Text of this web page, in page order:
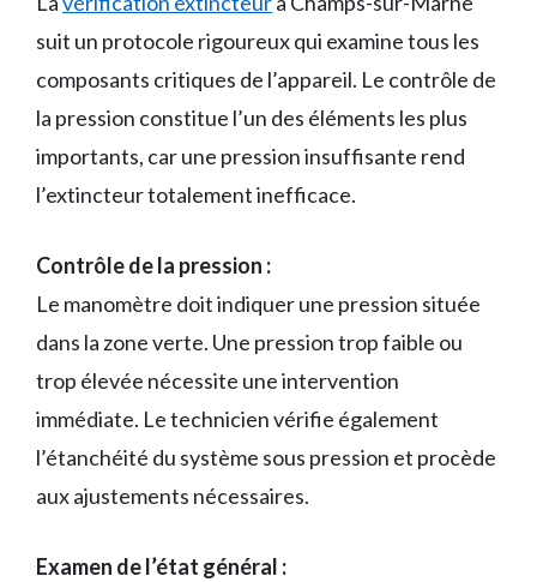
suit un protocole rigoureux qui examine tous les
composants critiques de l’appareil. Le contrôle de
la pression constitue l’un des éléments les plus
importants, car une pression insuffisante rend
l’extincteur totalement inefficace.
Contrôle de la pression :
Le manomètre doit indiquer une pression située
dans la zone verte. Une pression trop faible ou
trop élevée nécessite une intervention
immédiate. Le technicien vérifie également
l’étanchéité du système sous pression et procède
aux ajustements nécessaires.
Examen de l’état général :